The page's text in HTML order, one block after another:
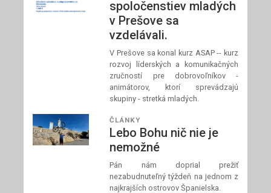
spoločenstiev mladých
v Prešove sa
vzdelávali.
V Prešove sa konal kurz ASAP -- kurz
rozvoj líderských a komunikačných
zručností pre dobrovoľníkov -
animátorov, ktorí sprevádzajú
skupiny - stretká mladých.
ČLÁNKY
Lebo Bohu nič nie je
nemožné
Pán nám doprial prežiť
nezabudnuteľný týždeň na jednom z
najkrajších ostrovov Španielska.